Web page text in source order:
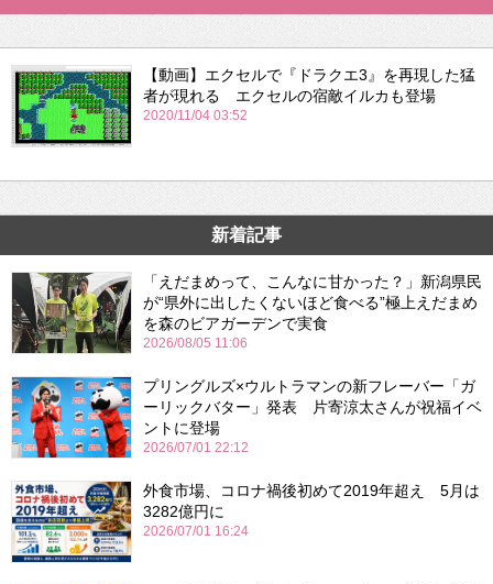
【動画】エクセルで『ドラクエ3』を再現した猛
者が現れる エクセルの宿敵イルカも登場
2020/11/04 03:52
新着記事
「えだまめって、こんなに甘かった？」新潟県民
が“県外に出したくないほど食べる”極上えだまめ
を森のビアガーデンで実食
2026/08/05 11:06
プリングルズ×ウルトラマンの新フレーバー「ガ
ーリックバター」発表 片寄涼太さんが祝福イベ
ントに登場
2026/07/01 22:12
外食市場、コロナ禍後初めて2019年超え 5月は
3282億円に
2026/07/01 16:24